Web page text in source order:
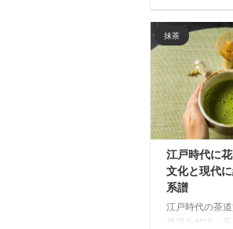
での紹介から
流、2000年代
で。日本文化
際的に愛される
辿ります。
抹茶
江戸時代に
文化と現代
系譜
江戸時代の茶
発展を解説。